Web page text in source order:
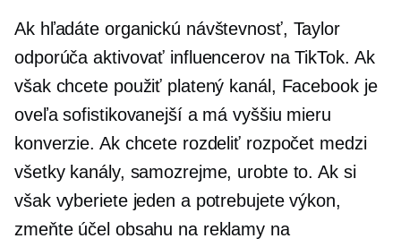
Ak hľadáte organickú návštevnosť, Taylor
odporúča aktivovať influencerov na TikTok. Ak
však chcete použiť platený kanál, Facebook je
oveľa sofistikovanejší a má vyššiu mieru
konverzie. Ak chcete rozdeliť rozpočet medzi
všetky kanály, samozrejme, urobte to. Ak si
však vyberiete jeden a potrebujete výkon,
zmeňte účel obsahu na reklamy na